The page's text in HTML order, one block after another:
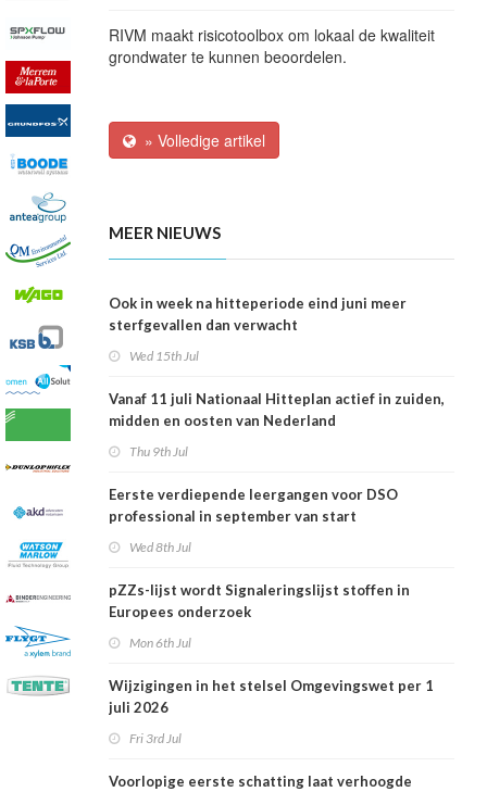
RIVM maakt risicotoolbox om lokaal de kwaliteit
grondwater te kunnen beoordelen.
» Volledige artikel
MEER NIEUWS
Ook in week na hitteperiode eind juni meer
sterfgevallen dan verwacht
Wed 15th Jul
Vanaf 11 juli Nationaal Hitteplan actief in zuiden,
midden en oosten van Nederland
Thu 9th Jul
Eerste verdiepende leergangen voor DSO
professional in september van start
Wed 8th Jul
pZZs-lijst wordt Signaleringslijst stoffen in
Europees onderzoek
Mon 6th Jul
Wijzigingen in het stelsel Omgevingswet per 1
juli 2026
Fri 3rd Jul
Voorlopige eerste schatting laat verhoogde